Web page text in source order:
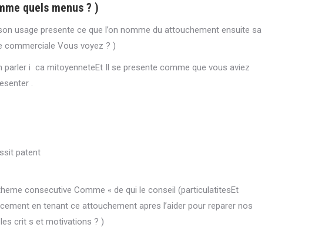
quels menus ? )
usage presente ce que l’on nomme du attouchement ensuite sa
commerciale Vous voyez ? )
i ca mitoyenneteEt Il se presente comme que vous aviez
.
patent
consecutive Comme « de qui le conseil (particulatitesEt
en tenant ce attouchement apres l’aider pour reparer nos
crit s et motivations ? )